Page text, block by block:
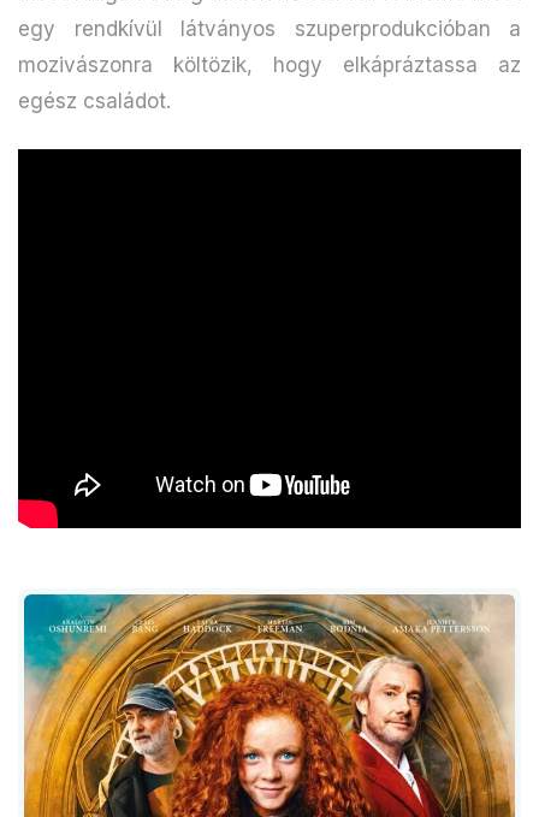
egy rendkívül látványos szuperprodukcióban a
mozivászonra költözik, hogy elkápráztassa az
egész családot.